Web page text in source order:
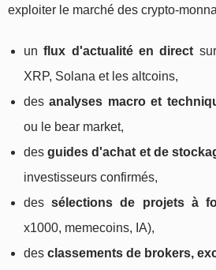
exploiter le marché des
unflux d'actualité en direct
XRP, Solana et les altcoins,
desanalyses macro et
ou le bear market,
desguides d'achat et de
investisseurs confirmés,
dessélections de projets à
x1000, memecoins, IA),
des classements de brokers,